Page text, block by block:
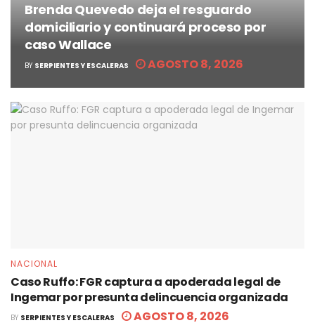
Brenda Quevedo deja el resguardo
domiciliario y continuará proceso por
caso Wallace
BY SERPIENTES Y ESCALERAS AGOSTO 8, 2026
NACIONAL
Caso Ruffo: FGR captura a apoderada legal de
Ingemar por presunta delincuencia organizada
BY SERPIENTES Y ESCALERAS AGOSTO 8, 2026